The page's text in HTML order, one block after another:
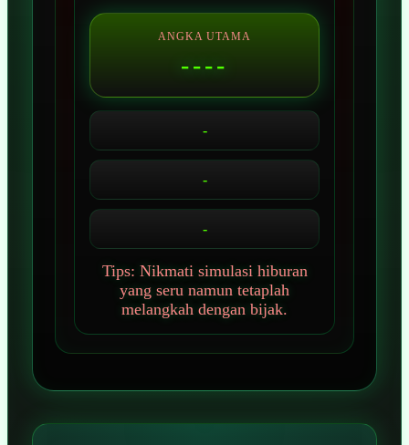
ANGKA UTAMA
----
-
-
-
Tips: Nikmati simulasi hiburan
yang seru namun tetaplah
melangkah dengan bijak.